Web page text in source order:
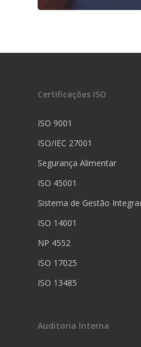
Certificações ISO
ISO 9001
ISO/IEC 27001
Segurança Alimentar
ISO 45001
Sistema de Gestão
ISO 14001
NP 4552
ISO 17025
ISO 13485
Auditoria Interna